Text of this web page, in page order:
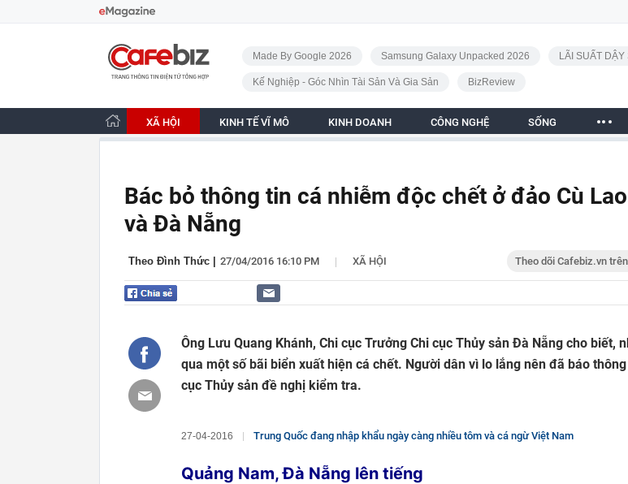
CafeBiz - Trang chủ
Made By Google 2026 Samsung Galaxy Unpacked 2026 LÃI SUẤT DẬY
Kế Nghiệp - Góc Nhìn Tài Sản Và Gia Sản BizReview
XÃ HỘI KINH TẾ VĨ MÔ KINH DOANH CÔNG NGHỆ SỐNG
Bác bỏ thông tin cá nhiễm độc chết ở đảo Cù
và Đà Nẵng
Theo Đình Thức 27/04/2016 16:10 PM | XÃ HỘI Theo dõi Cafebiz.vn trên
Ông Lưu Quang Khánh, Chi cục Trưởng Chi cục Thủy sản Đà Nẵng cho biết,
qua một số bãi biển xuất hiện cá chết. Người dân vì lo lắng nên đã báo
cục Thủy sản đề nghị kiểm tra.
27-04-2016 Trung Quốc đang nhập khẩu ngày càng nhiều tôm và cá ngừ Việt Nam
Quảng Nam, Đà Nẵng lên tiếng